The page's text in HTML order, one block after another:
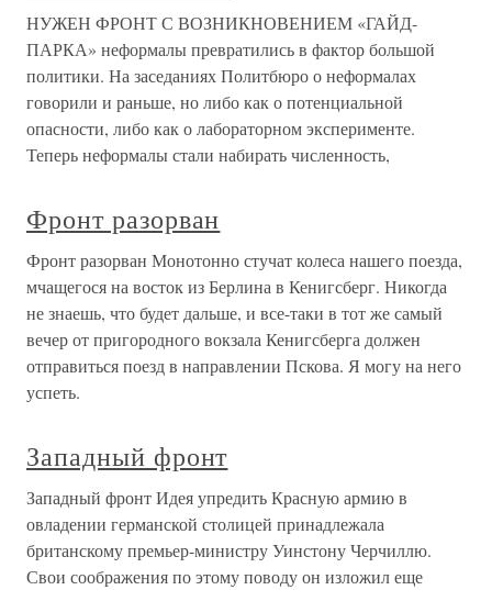
НУЖЕН ФРОНТ С ВОЗНИКНОВЕНИЕМ «ГАЙД-
ПАРКА» неформалы превратились в фактор большой
политики. На заседаниях Политбюро о неформалах
говорили и раньше, но либо как о потенциальной
опасности, либо как о лабораторном эксперименте.
Теперь неформалы стали набирать численность,
Фронт разорван
Фронт разорван Монотонно стучат колеса нашего поезда,
мчащегося на восток из Берлина в Кенигсберг. Никогда
не знаешь, что будет дальше, и все-таки в тот же самый
вечер от пригородного вокзала Кенигсберга должен
отправиться поезд в направлении Пскова. Я могу на него
успеть.
Западный фронт
Западный фронт Идея упредить Красную армию в
овладении германской столицей принадлежала
британскому премьер-министру Уинстону Черчиллю.
Свои соображения по этому поводу он изложил еще